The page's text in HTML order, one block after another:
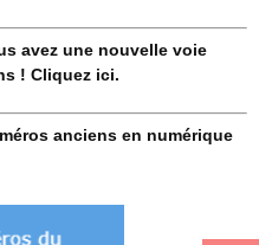
avez une nouvelle voie
! Cliquez ici.
anciens en numérique